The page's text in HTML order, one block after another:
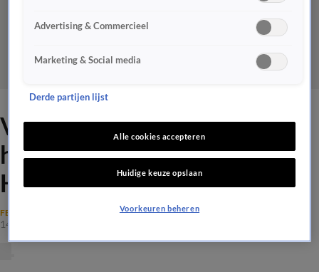
Videogoal: Giménez maakt
hattrick na mooie assist van
Hadj-Moussa
FEYENOORD
14 dec 2024, 21:52
Advertising & Commercieel
Marketing & Social media
Derde partijen lijst
Alle cookies accepteren
Huidige keuze opslaan
Voorkeuren beheren